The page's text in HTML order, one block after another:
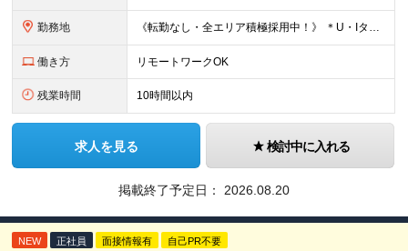
勤務地 《転勤なし・全エリア積極採用中！》 ＊U・Iターンも歓迎 ＊研修はオンライン実施 ★勤務エリアは下記よりお選びいただけます★ 【首都圏】東京・神奈川・千葉・埼玉 【東海】愛知 【関西】大阪、京都、兵庫
働き方 リモートワークOK
残業時間 10時間以内
求人を見る 検討中に入れる
掲載終了予定日： 2026.08.20
NEW 正社員 面接情報有 自己PR不要